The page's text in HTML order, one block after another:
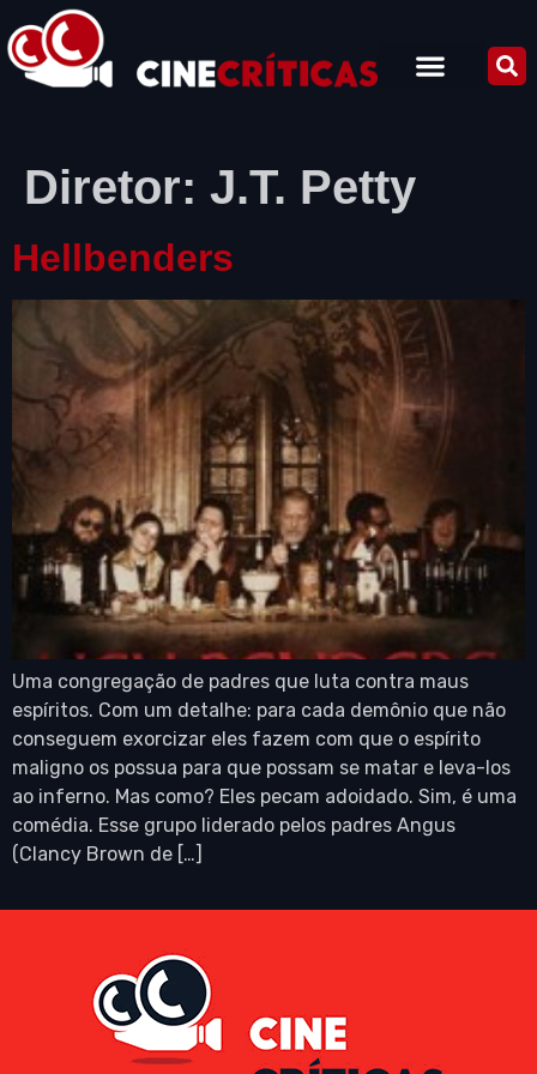
Diretor: J.T. Petty
Hellbenders
Uma congregação de padres que luta contra maus
espíritos. Com um detalhe: para cada demônio que não
conseguem exorcizar eles fazem com que o espírito
maligno os possua para que possam se matar e leva-los
ao inferno. Mas como? Eles pecam adoidado. Sim, é uma
comédia. Esse grupo liderado pelos padres Angus
(Clancy Brown de […]